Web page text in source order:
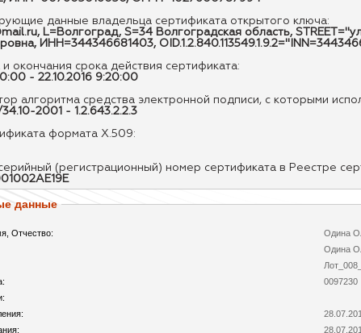
данные владельца сертификата открытого ключа:
L=Волгоград, S=34 Волгоградская область,
ИНН=344346681403,
окончания срока действия сертификата:
- 22.10.2016 9:20:00
алгоритма средства электронной подписи, с которыми
34.10-2001 - 1.2.643.2.2.3
формата X.509:
(регистрационный) номер сертификата в Реестре
данные
Отчество:
Одина
Одина
0097230